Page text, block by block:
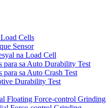
Cells
Sensor
na Load Cell
sa Auto Durability Test
sa Auto Crash Test
Durability Test
Floating Force-control Grinding